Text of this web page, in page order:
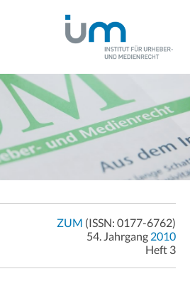
ZUM (ISSN: 0177-6762)
54. Jahrgang 2010
Heft 3